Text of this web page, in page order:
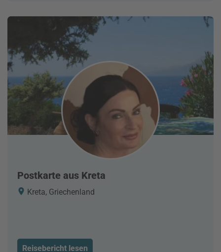
Postkarte aus Kreta
Kreta, Griechenland
Reisebericht lesen